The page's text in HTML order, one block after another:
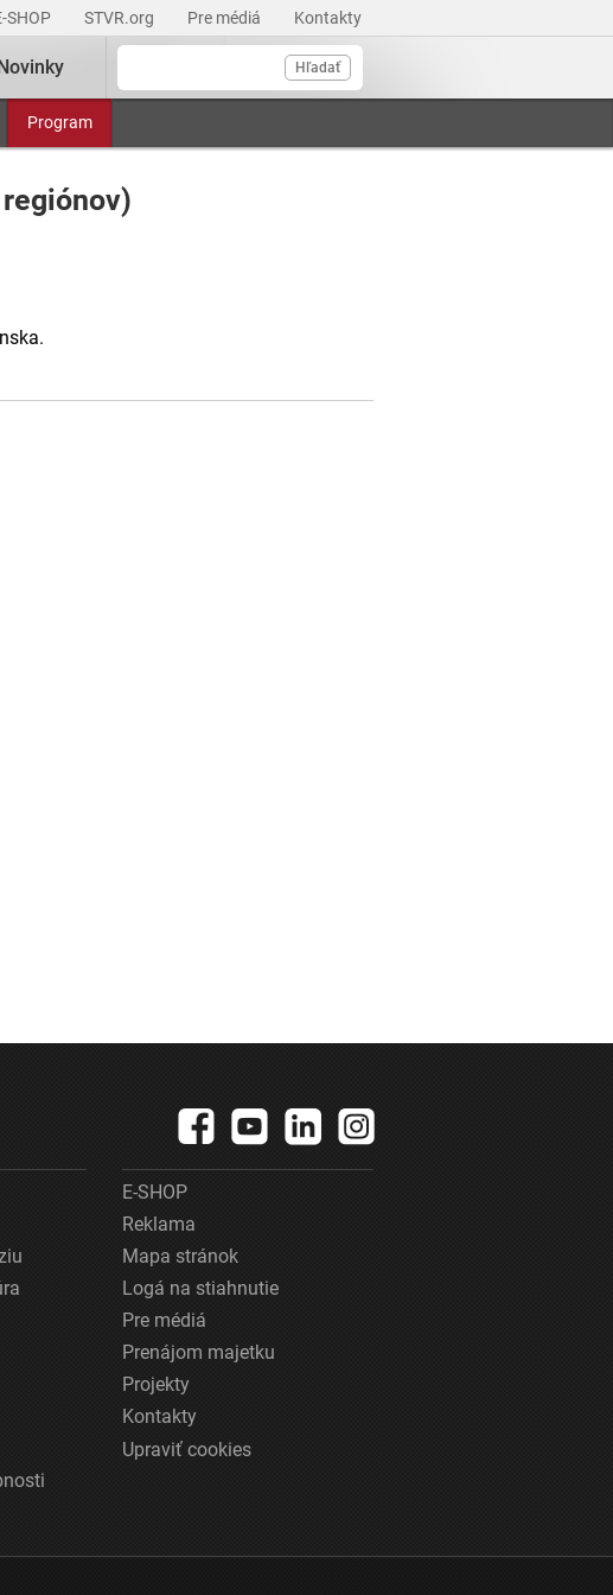
SHOP STVR.org Pre médiá Kontakty
Hľadať
Program
E-SHOP
Reklama
Mapa stránok
Logá na stiahnutie
Pre médiá
Prenájom majetku
Projekty
Kontakty
Upraviť cookies